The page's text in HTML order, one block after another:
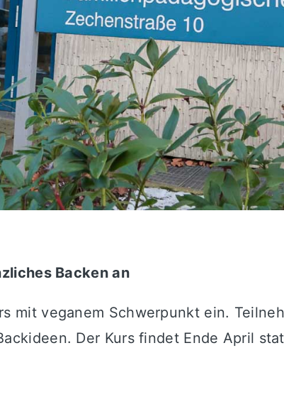
Backen an
mit veganem Schwerpunkt ein.
Der Kurs findet Ende April